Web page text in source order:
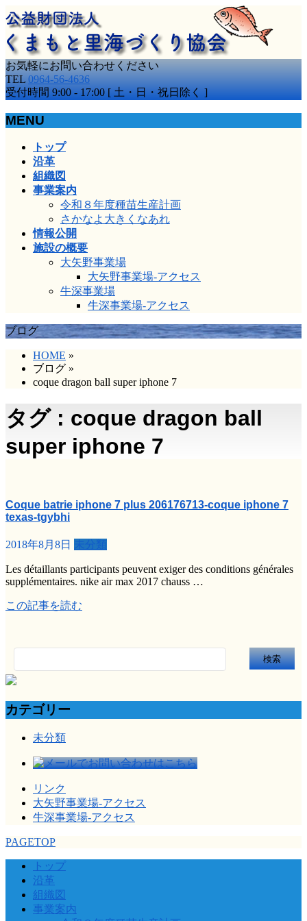
お気軽にお問い合わせください
TEL 0964-56-4636
受付時間 9:00 - 17:00 [ 土・日・祝日除く ]
MENU
トップ
沿革
組織図
事業案内
令和８年度種苗生産計画
さかなよ大きくなあれ
情報公開
施設の概要
大矢野事業場
大矢野事業場-アクセス
牛深事業場
牛深事業場-アクセス
ブログ
HOME »
ブログ »
coque dragon ball super iphone 7
タグ : coque dragon ball
super iphone 7
Coque batrie iphone 7 plus 206176713-coque iphone 7
texas-tgybhi
2018年8月8日 未分類
Les détaillants participants peuvent exiger des conditions générales
supplémentaires. nike air max 2017 chauss …
この記事を読む
索:
カテゴリー
未分類
リンク
大矢野事業場-アクセス
牛深事業場-アクセス
PAGETOP
トップ
沿革
組織図
事業案内